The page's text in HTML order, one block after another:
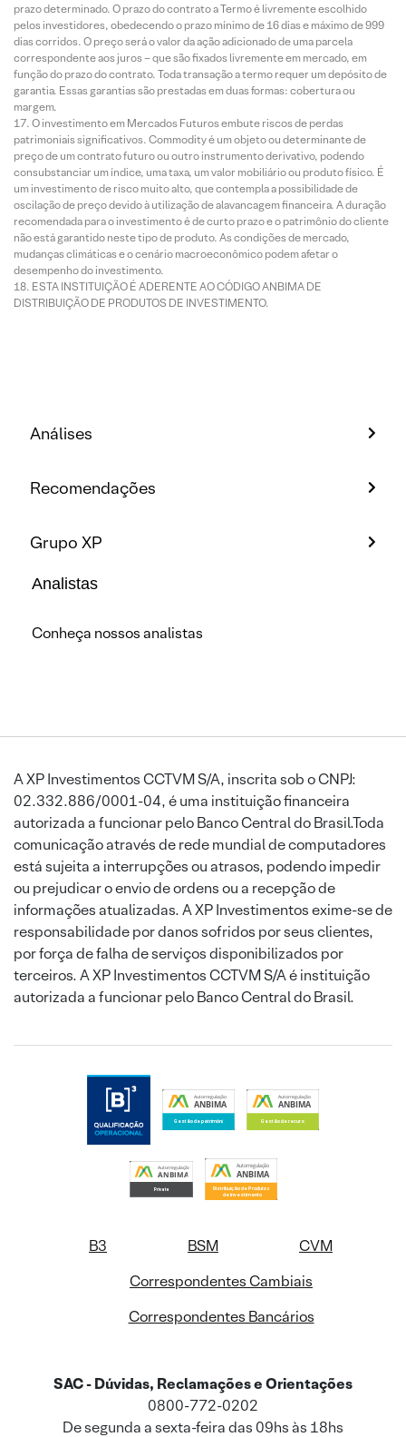
prazo determinado. O prazo do contrato a Termo é livremente escolhido
pelos investidores, obedecendo o prazo mínimo de 16 dias e máximo de 999
dias corridos. O preço será o valor da ação adicionado de uma parcela
correspondente aos juros – que são fixados livremente em mercado, em
função do prazo do contrato. Toda transação a termo requer um depósito de
garantia. Essas garantias são prestadas em duas formas: cobertura ou
margem.
O investimento em Mercados Futuros embute riscos de perdas
patrimoniais significativos. Commodity é um objeto ou determinante de
preço de um contrato futuro ou outro instrumento derivativo, podendo
consubstanciar um índice, uma taxa, um valor mobiliário ou produto físico. É
um investimento de risco muito alto, que contempla a possibilidade de
oscilação de preço devido à utilização de alavancagem financeira. A duração
recomendada para o investimento é de curto prazo e o patrimônio do cliente
não está garantido neste tipo de produto. As condições de mercado,
mudanças climáticas e o cenário macroeconômico podem afetar o
desempenho do investimento.
ESTA INSTITUIÇÃO É ADERENTE AO CÓDIGO ANBIMA DE
DISTRIBUIÇÃO DE PRODUTOS DE INVESTIMENTO.
Análises
Recomendações
Grupo XP
Analistas
Conheça nossos analistas
A XP Investimentos CCTVM S/A, inscrita sob o CNPJ:
02.332.886/0001-04, é uma instituição financeira
autorizada a funcionar pelo Banco Central do Brasil.Toda
comunicação através de rede mundial de computadores
está sujeita a interrupções ou atrasos, podendo impedir
ou prejudicar o envio de ordens ou a recepção de
informações atualizadas. A XP Investimentos exime-se de
responsabilidade por danos sofridos por seus clientes,
por força de falha de serviços disponibilizados por
terceiros. A XP Investimentos CCTVM S/A é instituição
autorizada a funcionar pelo Banco Central do Brasil.
B3 BSM
CVM
Correspondentes Cambiais
Correspondentes Bancários
SAC - Dúvidas, Reclamações e Orientações
0800-772-0202
De segunda a sexta-feira das 09hs às 18hs